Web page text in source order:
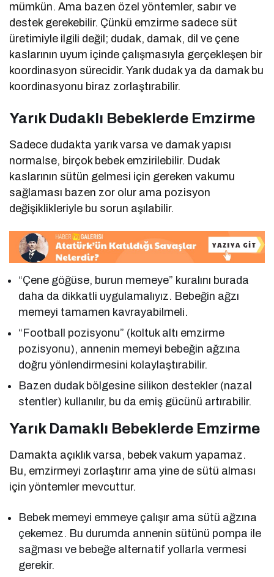
mümkün. Ama bazen özel yöntemler, sabır ve
destek gerekebilir. Çünkü emzirme sadece süt
üretimiyle ilgili değil; dudak, damak, dil ve çene
kaslarının uyum içinde çalışmasıyla gerçekleşen bir
koordinasyon sürecidir. Yarık dudak ya da damak bu
koordinasyonu biraz zorlaştırabilir.
Yarık Dudaklı Bebeklerde Emzirme
Sadece dudakta yarık varsa ve damak yapısı
normalse, birçok bebek emzirilebilir. Dudak
kaslarının sütün gelmesi için gereken vakumu
sağlaması bazen zor olur ama pozisyon
değişiklikleriyle bu sorun aşılabilir.
“Çene göğüse, burun memeye” kuralını burada
daha da dikkatli uygulamalıyız. Bebeğin ağzı
memeyi tamamen kavrayabilmeli.
“Football pozisyonu” (koltuk altı emzirme
pozisyonu), annenin memeyi bebeğin ağzına
doğru yönlendirmesini kolaylaştırabilir.
Bazen dudak bölgesine silikon destekler (nazal
stentler) kullanılır, bu da emiş gücünü artırabilir.
Yarık Damaklı Bebeklerde Emzirme
Damakta açıklık varsa, bebek vakum yapamaz.
Bu, emzirmeyi zorlaştırır ama yine de sütü alması
için yöntemler mevcuttur.
Bebek memeyi emmeye çalışır ama sütü ağzına
çekemez. Bu durumda annenin sütünü pompa ile
sağması ve bebeğe alternatif yollarla vermesi
gerekir.